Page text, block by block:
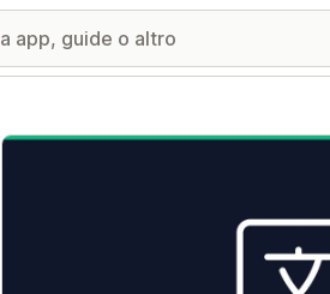
Galleria immagini in evidenza